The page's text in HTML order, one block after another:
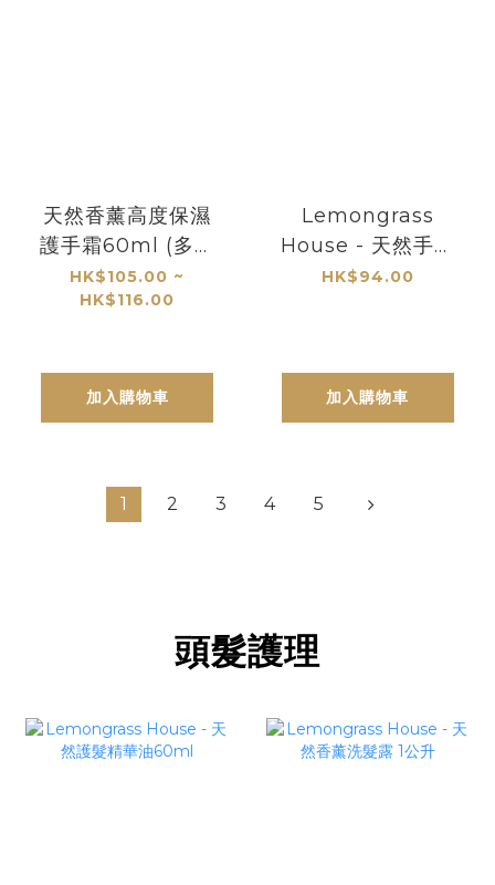
天然香薰高度保濕
護手霜60ml (多款
香味)
HK$105.00 ~
HK$116.00
加入購物車
Lemongrass
House - 天然手工
心形香皂120G - 鎮
HK$94.00
加入購物車
1 2 3 4 5
頭髮護理